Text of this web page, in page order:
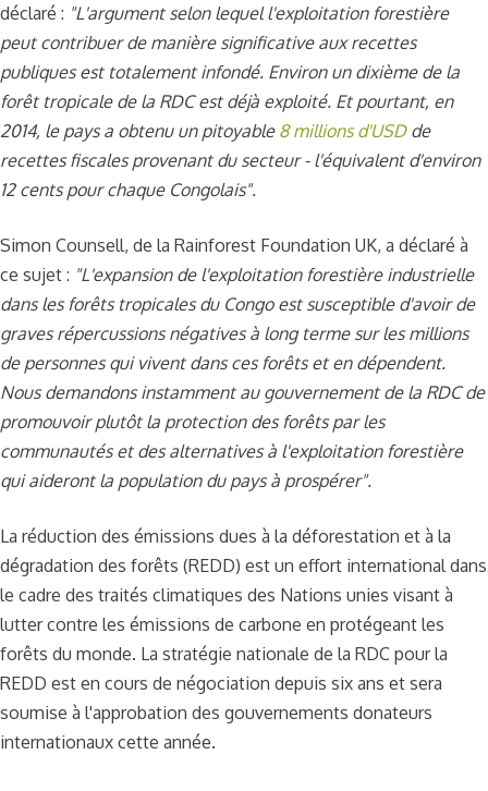
déclaré : "L'argument selon lequel l'exploitation forestière
peut contribuer de manière significative aux recettes
publiques est totalement infondé. Environ un dixième de la
forêt tropicale de la RDC est déjà exploité. Et pourtant, en
2014, le pays a obtenu un pitoyable 8 millions d'USDde
recettes fiscales provenant du secteur - l'équivalent d'environ
12 cents pour chaque Congolais".
Simon Counsell, de la Rainforest Foundation UK, a déclaré à
ce sujet : "L'expansion de l'exploitation forestière industrielle
dans les forêts tropicales du Congo est susceptible d'avoir de
graves répercussions négatives à long terme sur les millions
de personnes qui vivent dans ces forêts et en dépendent.
Nous demandons instamment au gouvernement de la RDC de
promouvoir plutôt la protection des forêts par les
communautés et des alternatives à l'exploitation forestière
qui aideront la population du pays à prospérer".
La réduction des émissions dues à la déforestation et à la
dégradation des forêts (REDD) est un effort international dans
le cadre des traités climatiques des Nations unies visant à
lutter contre les émissions de carbone en protégeant les
forêts du monde. La stratégie nationale de la RDC pour la
REDD est en cours de négociation depuis six ans et sera
soumise à l'approbation des gouvernements donateurs
internationaux cette année.